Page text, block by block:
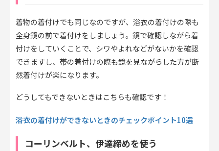
着物の着付けでも同じなのですが、浴衣の着付けの際も
全身鏡の前で着付けをしましょう。鏡で確認しながら着
付けをしていくことで、シワやよれなどがないかを確認
できますし、帯の着付けの際も鏡を見ながらした方が断
然着付けが楽になります。
どうしてもできないときはこちらも確認です！
浴衣の着付けができないときのチェックポイント10選
コーリンベルト、伊達締めを使う